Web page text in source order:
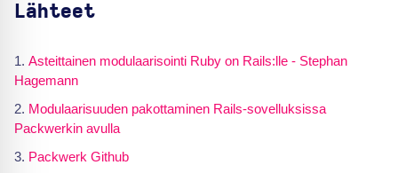
Lähteet
Asteittainen modulaarisointi Ruby on Rails:lle - Stephan
Hagemann
Modulaarisuuden pakottaminen Rails-sovelluksissa
Packwerkin avulla
Packwerk Github